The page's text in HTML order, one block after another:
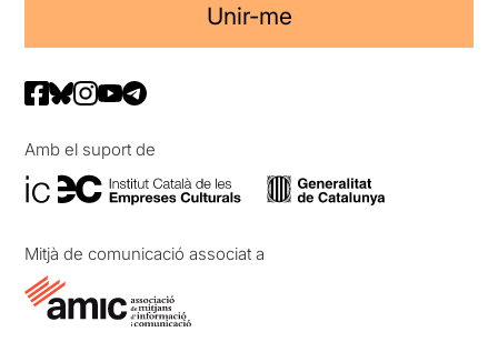
Unir-me
Amb el suport de
Mitjà de comunicació associat a